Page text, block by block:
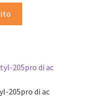
205pro di ac